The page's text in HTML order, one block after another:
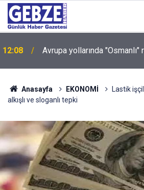
12:08 Avrupa yollarında "Osmanlı"
Anasayfa EKONOMİ
Lastik
alkışlı ve sloganlı tepki